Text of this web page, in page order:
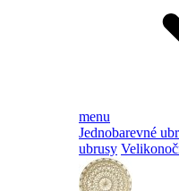
menu
Jednobarevné
ubrusy